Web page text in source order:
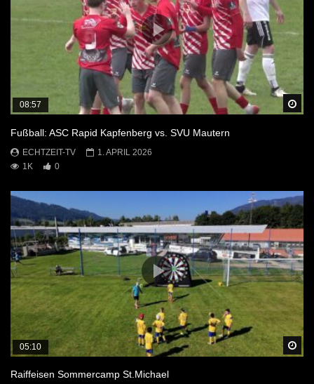
08:57
Fußball: ASC Rapid Kapfenberg vs. SVU Mautern
ECHTZEIT-TV
1. APRIL 2026
1K
0
05:10
Raiffeisen Sommercamp St.Michael